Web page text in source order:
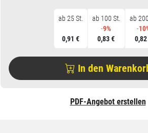
ab 25 St.
0,91 €
ab 100 St.
-9%
0,83 €
ab
-
In den
PDF-Angebot erstellen